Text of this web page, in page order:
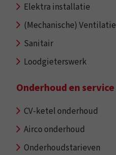
Elektra installatie
(Mechanische) Ventilatie
Sanitair
Loodgieterswerk
Onderhoud en service
CV-ketel onderhoud
Airco onderhoud
Onderhoudstarieven